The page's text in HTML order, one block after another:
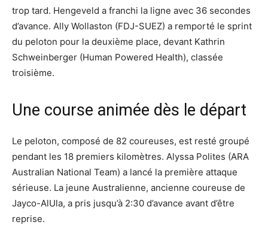
trop tard. Hengeveld a franchi la ligne avec 36 secondes
d’avance. Ally Wollaston (FDJ-SUEZ) a remporté le sprint
du peloton pour la deuxième place, devant Kathrin
Schweinberger (Human Powered Health), classée
troisième.
Une course animée dès le départ
Le peloton, composé de 82 coureuses, est resté groupé
pendant les 18 premiers kilomètres. Alyssa Polites (ARA
Australian National Team) a lancé la première attaque
sérieuse. La jeune Australienne, ancienne coureuse de
Jayco-AlUla, a pris jusqu’à 2:30 d’avance avant d’être
reprise.